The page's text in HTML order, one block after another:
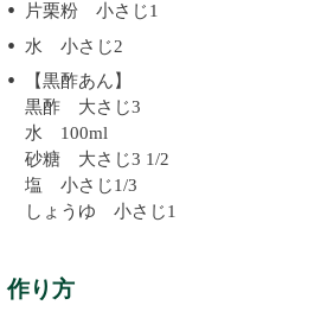
片栗粉 小さじ1
水 小さじ2
【黒酢あん】
黒酢 大さじ3
水 100ml
砂糖 大さじ3 1/2
塩 小さじ1/3
しょうゆ 小さじ1
作り方